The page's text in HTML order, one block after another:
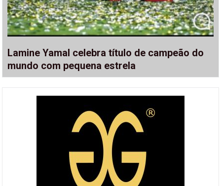
Lamine Yamal celebra título de campeão do
mundo com pequena estrela